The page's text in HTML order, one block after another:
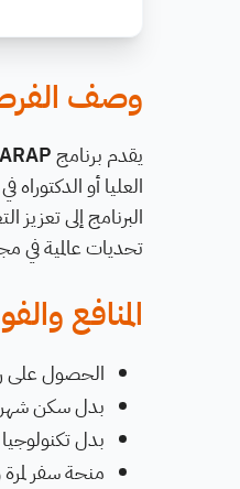
وصف
يقدم برنامج
العليا أو
تحديات عالمية في
المنافع
الحصول على
بدل سكن
بدل
منحة سفر